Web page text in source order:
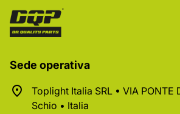
Sede operativa
Toplight Italia SRL • VIA PONTE
Schio • Italia